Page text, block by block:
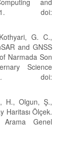
and
doi:
G. C.,
and GNSS
Narmada Son
Science
doi:
H., Olgun, Ş.,
Haritası Ölçek.
Genel